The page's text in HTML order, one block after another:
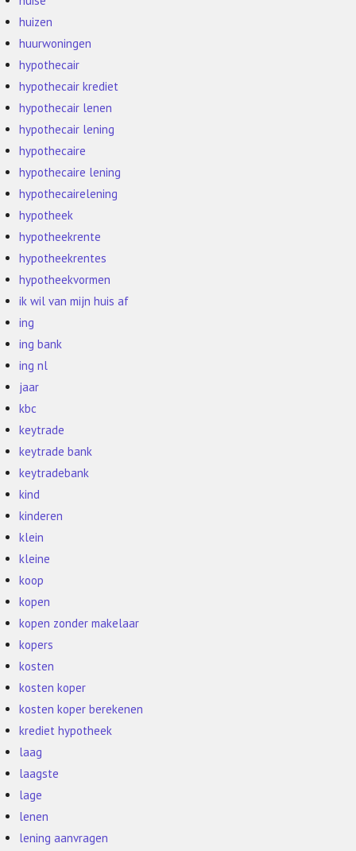
huizen
huurwoningen
hypothecair
hypothecair krediet
hypothecair lenen
hypothecair lening
hypothecaire
hypothecaire lening
hypothecairelening
hypotheek
hypotheekrente
hypotheekrentes
hypotheekvormen
ik wil van mijn huis af
ing
ing bank
ing nl
jaar
kbc
keytrade
keytrade bank
keytradebank
kind
kinderen
klein
kleine
koop
kopen
kopen zonder makelaar
kopers
kosten
kosten koper
kosten koper berekenen
krediet hypotheek
laag
laagste
lage
lenen
lening aanvragen